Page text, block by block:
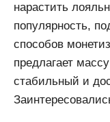
нарастить
популярность,
способов
предлагает
стабильный и